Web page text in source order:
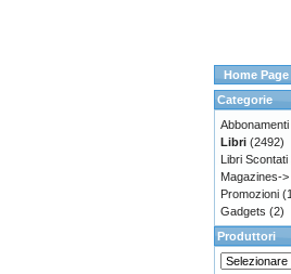
Home Page
Categorie
Abbonamenti
Libri (2492)
Libri Scontati
Magazines->
Promozioni
Gadgets (2)
Produttori